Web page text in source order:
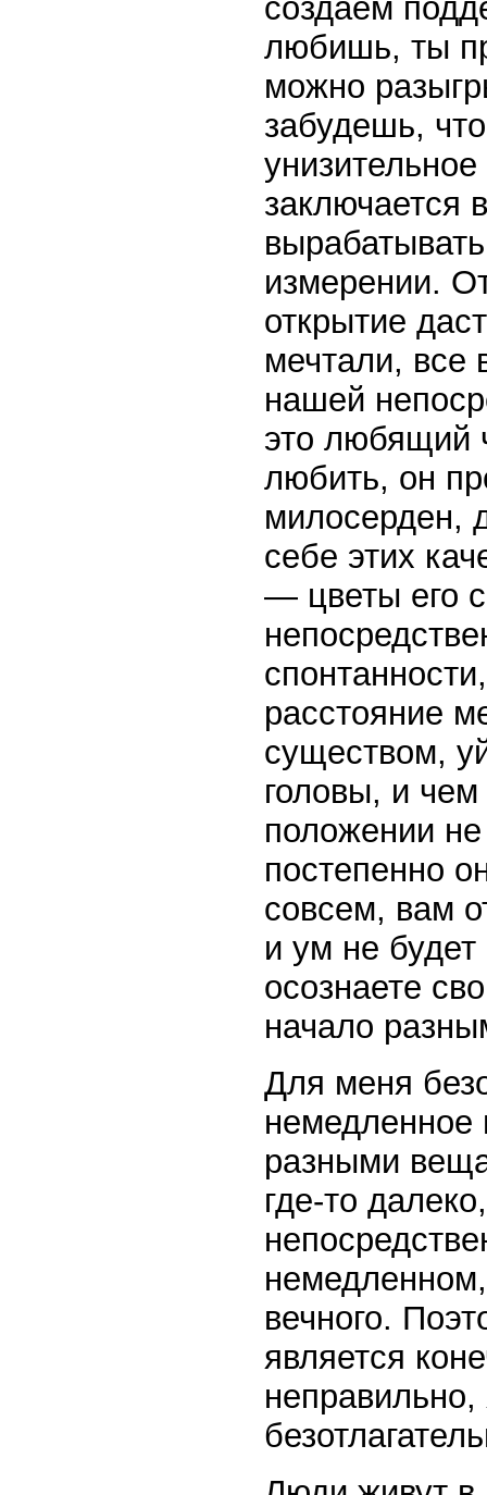
создаем
любишь, ты
можно
забудешь,
заключается
измерении.
открытие
мечтали, все
нашей
это любящий
любить, он
милосерден,
себе этих
— цветы его
расстояние
существом,
головы, и
положении
постепенно
совсем, вам
и ум не
осознаете
начало
Для меня
немедленное
разными
где-то
вечного.
является